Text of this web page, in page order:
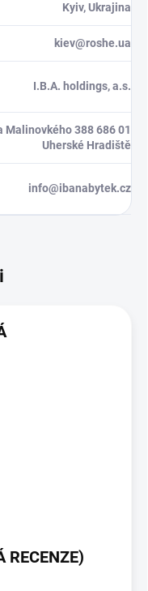
Kyiv, Ukrajina
kiev@roshe.ua
I.B.A. holdings, a.s.
Malinovkého 388 686 01
Uherské Hradiště
info@ibanabytek.cz
RECENZE)